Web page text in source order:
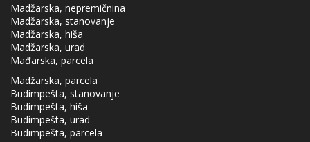
Madžarska, nepremičnina
Madžarska, stanovanje
Madžarska, hiša
Madžarska, urad
Mađarska, parcela
Madžarska, parcela
Budimpešta, stanovanje
Budimpešta, hiša
Budimpešta, urad
Budimpešta, parcela